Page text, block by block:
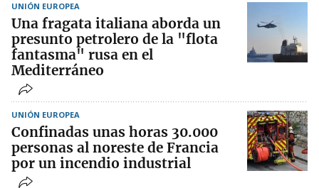
UNIÓN EUROPEA
Una fragata italiana aborda un
presunto petrolero de la "flota
fantasma" rusa en el
Mediterráneo
UNIÓN EUROPEA
Confinadas unas horas 30.000
personas al noreste de Francia
por un incendio industrial